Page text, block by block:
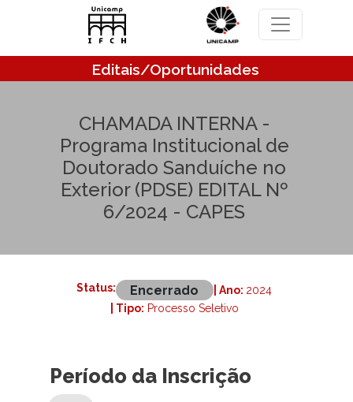
Pular para o conteúdo principal
Editais/Oportunidades
CHAMADA INTERNA -
Programa Institucional de
Doutorado Sanduíche no
Exterior (PDSE) EDITAL Nº
6/2024 - CAPES
Status: Encerrado | Ano: 2024
| Tipo: Processo Seletivo
Período da Inscrição